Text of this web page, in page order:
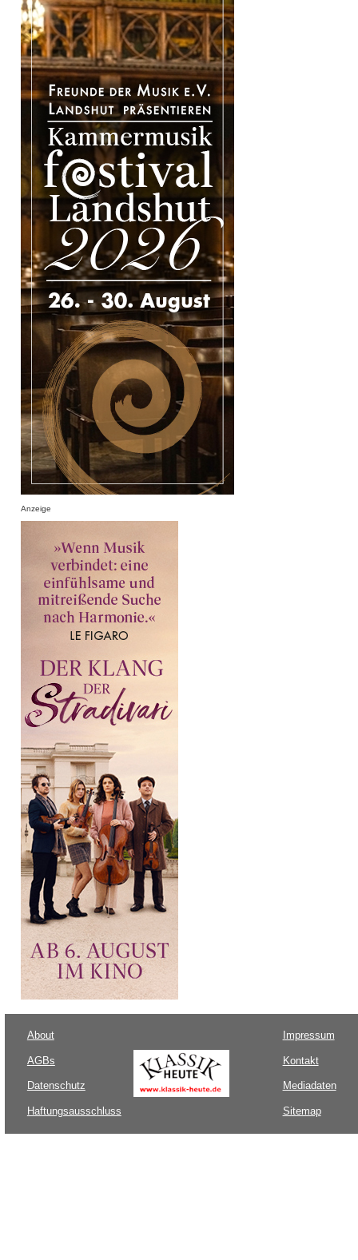
Anzeige
About
AGBs
Datenschutz
Haftungsausschluss
Impressum
Kontakt
Mediadaten
Sitemap